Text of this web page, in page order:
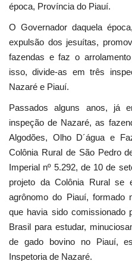
época, Província do Piauí.
O Governador daquela
expulsão dos jesuítas,
fazendas e faz o
isso, divide-as em três
Nazaré e Piauí.
Passados alguns anos, já
inspeção de Nazaré, as
Algodões, Olho D´água e
Colônia Rural de São Pedro
Imperial nº 5.292, de 10 de
projeto da Colônia Rural se
agrônomo do Piauí, formado
que havia sido comissionado
Brasil para estudar,
de gado bovino no Piauí,
Inspetoria de Nazaré.